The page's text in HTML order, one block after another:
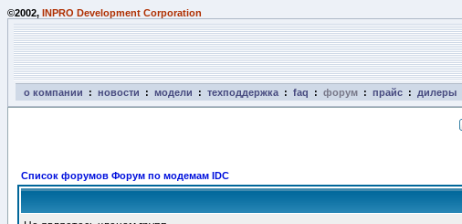
©2002, INPRO Development Corporation
о компании : новости : модели : техподдержка : faq : форум : прайс : дилеры
Список форумов Форум по модемам IDC